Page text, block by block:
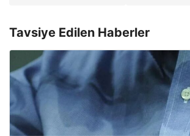
Tavsiye Edilen Haberler